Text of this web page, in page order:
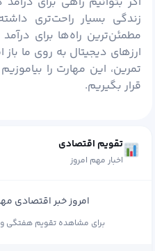
زندگی بسیار راحت‌تری
مطمئن‌ترین راه‌ها برای
ارزهای دیجیتال به روی ما
تمرین، این مهارت را
قرار بگیریم.
تقویم اقتصادی
اخبار مهم امروز
امروز خبر اقتصادی
برای مشاهده تقویم هفتگی و